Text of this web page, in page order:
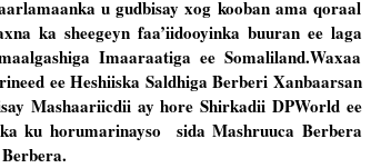
u gudbisay xog kooban ama qoraal
ka sheegeyn faa’iidooyinka buuran ee laga
Imaaraatiga ee Somaliland.Waxaa
ee Heshiiska Saldhiga Berberi Xanbaarsan
Mashaariicdii ay hore Shirkadii DPWorld ee
ku horumarinayso sida Mashruuca Berbera